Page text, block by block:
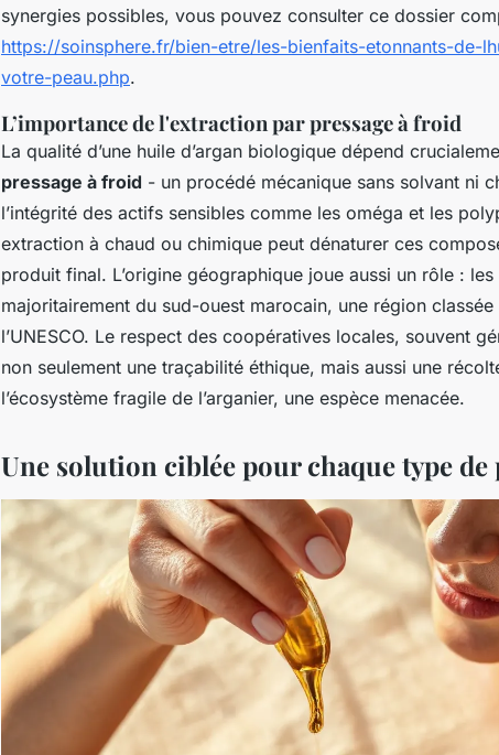
synergies possibles, vous pouvez consulter ce dossier
https://soinsphere.fr/bien-etre/les-bienfaits-etonnants-de-
votre-peau.php.
L’importance de l'extraction par pressage à froid
La qualité d’une huile d’argan biologique dépend
pressage à froid - un procédé mécanique sans solvant ni
l’intégrité des actifs sensibles comme les oméga et les
extraction à chaud ou chimique peut dénaturer ces
produit final. L’origine géographique joue aussi un rôle :
majoritairement du sud-ouest marocain, une région
l’UNESCO. Le respect des coopératives locales, souvent
non seulement une traçabilité éthique, mais aussi une
l’écosystème fragile de l’arganier, une espèce menacée.
Une solution ciblée pour chaque type de